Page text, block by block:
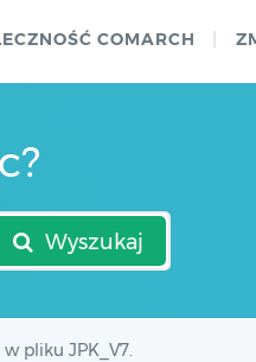
COMARCH
Wyszukaj
w pliku JPK_V7.